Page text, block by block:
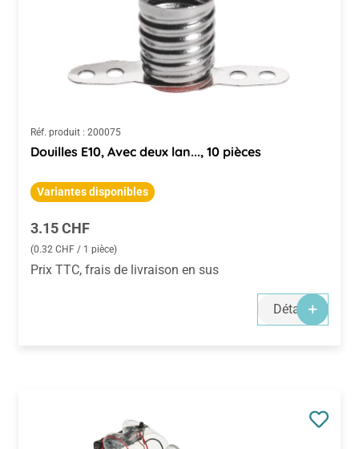
Réf. produit : 200075
Douilles E10, Avec deux lan..., 10 pièces
Variantes disponibles
Prix régulier :
3.15 CHF
(0.32 CHF / 1 pièce)
Prix TTC, frais de livraison en sus
Détails